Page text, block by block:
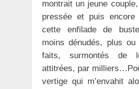
montrait un jeune
pressée et puis encore
cette enfilade de
moins dénudés, plus
faits, surmontés de
attitrées, par
vertige qui m’envahit